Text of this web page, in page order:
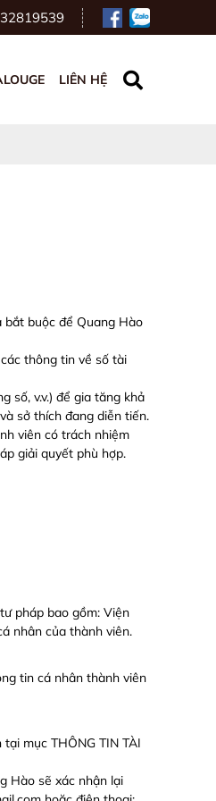
LIÊN HỆ
bắt buộc để Quang Hào
thông tin về số tài
số, v.v.) để gia tăng khả
sở thích đang diễn tiến.
viên có trách nhiệm
giải quyết phù hợp.
pháp bao gồm: Viện
nhân của thành viên.
tin cá nhân thành viên
mục THÔNG TIN TÀI
Hào sẽ xác nhận lại